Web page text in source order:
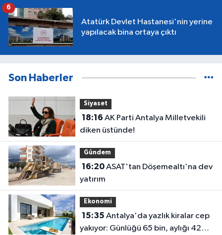
Atatürk Devlet Hastanesi'nin yerine
yapılacak bina ortaya çıktı
6
Son Haberler
Siyaset
18:16
diken üstünde!
Gündem
16:20ASAT'tan Döşemealtı'na dev
yatırım
Ekonomi
15:35
yakıyor: Günlüğü 65 bin, aylığı 425